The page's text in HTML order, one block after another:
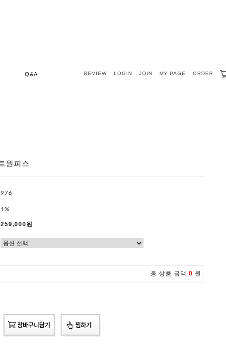
REVIEW LOGIN JOIN MY PAGE ORDER
Q&A
원피스
1%
259,000원
총 상품 금액 0 원